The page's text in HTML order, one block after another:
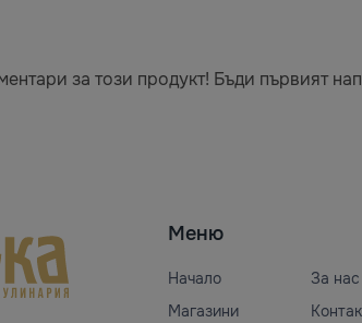
за този продукт! Бъди първият
Меню
Начало
За нас
Магазини